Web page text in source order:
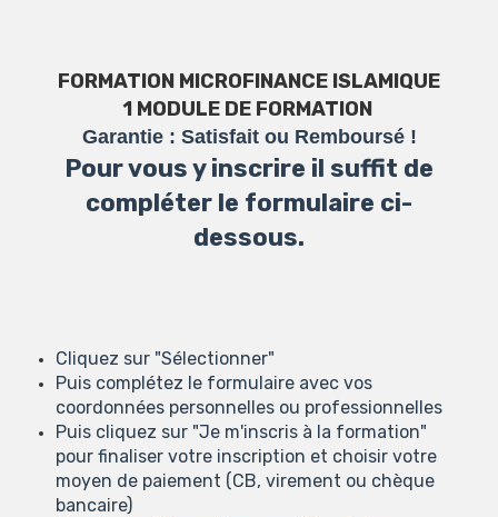
FORMATION MICROFINANCE ISLAMIQUE
1 MODULE DE FORMATION
Garantie : Satisfait ou Remboursé !
Pour vous y inscrire il suffit de
compléter le formulaire ci-
dessous.
Cliquez sur "Sélectionner"
Puis complétez le formulaire avec vos
coordonnées personnelles ou professionnelles
Puis cliquez sur "Je m'inscris à la formation"
pour finaliser votre inscription et choisir votre
moyen de paiement (CB, virement ou chèque
bancaire)